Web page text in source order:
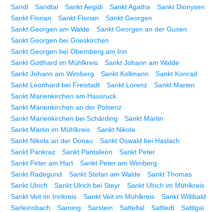
Sandl
Sandtal Sankt Aegidi Sankt Agatha
Sankt Dionysen
Sankt Florian
Sankt Florian
Sankt Georgen
Sankt Georgen am Walde
Sankt Georgen an der Gusen
Sankt Georgen bei Grieskirchen
Sankt Georgen bei Obernberg am Inn
Sankt Gotthard im Mühlkreis
Sankt Johann am Walde
Sankt Johann am Wimberg
Sankt Kollmann
Sankt Konrad
Sankt Leonhard bei Freistadt
Sankt Lorenz
Sankt Marien
Sankt Marienkirchen am Hausruck
Sankt Marienkirchen an der Polsenz
Sankt Marienkirchen bei Schärding
Sankt Martin
Sankt Martin im Mühlkreis
Sankt Nikola
Sankt Nikola an der Donau
Sankt Oswald bei Haslach
Sankt Pankraz
Sankt Pantaleon
Sankt Peter
Sankt Peter am Hart
Sankt Peter am Wimberg
Sankt Radegund
Sankt Stefan am Walde
Sankt Thomas
Sankt Ulrich
Sankt Ulrich bei Steyr
Sankt Ulrich im Mühlkreis
Sankt Veit im Innkreis
Sankt Veit im Mühlkreis
Sankt Willibald
Sarleinsbach
Sarning Sarstein Satteltal Sattledt
Sattlgai